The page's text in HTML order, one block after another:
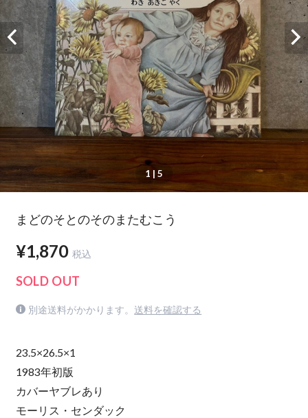
1 | 5
まどのそとのそのまたむこう
¥1,870 税込
SOLD OUT
別途送料がかかります。 送料を確認する
23.5×26.5×1
1983年初版
カバーヤブレあり
モーリス・センダック